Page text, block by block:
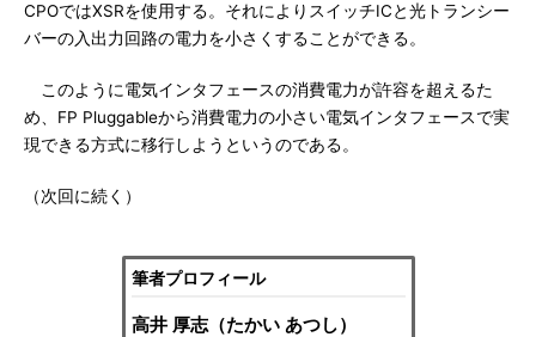
CPOではXSRを使用する。それによりスイッチICと光トランシー
バーの入出力回路の電力を小さくすることができる。
このように電気インタフェースの消費電力が許容を超えるた
め、FP Pluggableから消費電力の小さい電気インタフェースで実
現できる方式に移行しようというのである。
（次回に続く）
筆者プロフィール
高井 厚志（たかい あつし）